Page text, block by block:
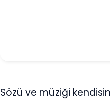
Sözü ve müziği